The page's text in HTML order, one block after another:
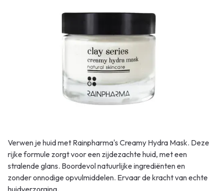
Verwen je huid met Rainpharma's Creamy Hydra Mask. Deze
rijke formule zorgt voor een zijdezachte huid, met een
stralende glans. Boordevol natuurlijke ingrediënten en
zonder onnodige opvulmiddelen. Ervaar de kracht van echte
huidverzorging.